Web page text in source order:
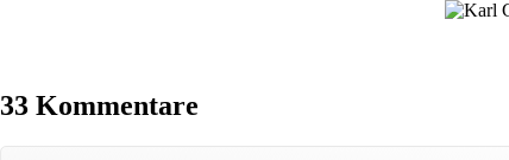
33 Kommentare